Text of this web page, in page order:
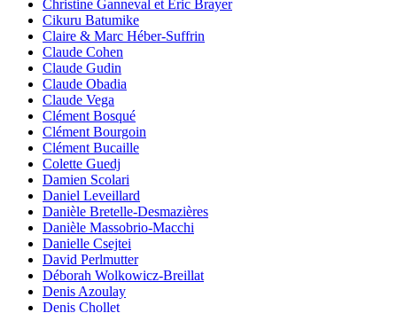
Christine Ganneval et Eric Brayer
Cikuru Batumike
Claire & Marc Héber-Suffrin
Claude Cohen
Claude Gudin
Claude Obadia
Claude Vega
Clément Bosqué
Clément Bourgoin
Clément Bucaille
Colette Guedj
Damien Scolari
Daniel Leveillard
Danièle Bretelle-Desmazières
Danièle Massobrio-Macchi
Danielle Csejtei
David Perlmutter
Déborah Wolkowicz-Breillat
Denis Azoulay
Denis Chollet